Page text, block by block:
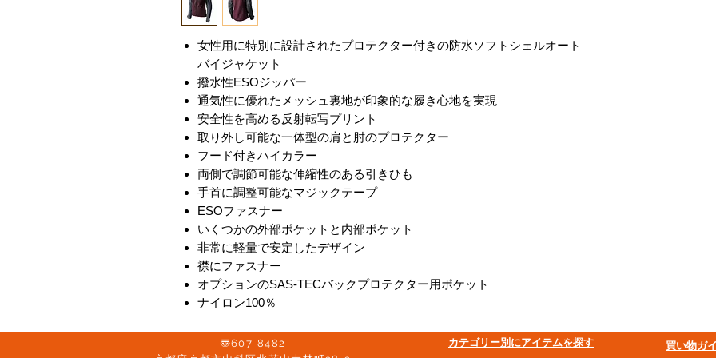
女性用に特別に設計されたプロテクター付きの防水ソフトシェルオート
バイジャケット
撥水性ESOジッパー
通気性に優れたメッシュ裏地が印象的な履き心地を実現
安全性を高める反射転写プリント
取り外し可能な一体型の肩と肘のプロテクター
フード付きハイカラー
両側で調節可能な伸縮性のある引きひも
手首に調整可能なマジックテープ
ESOファスナー
いくつかの外部ポケットと内部ポケット
非常に軽量で安定したデザイン
襟にファスナー
オプションのSAS-TECバックプロテクター用ポケット
ナイロン100％
〠607-8482
​カテゴリー別にアイテムを探す 買い物ガ